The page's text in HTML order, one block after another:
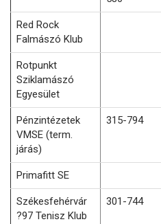
Red Rock
Falmászó Klub
Rotpunkt
Sziklamászó
Egyesület
Pénzintézetek
VMSE (term.
járás)
315-794
Primafitt SE
Székesfehérvár
?97 Tenisz Klub
301-744